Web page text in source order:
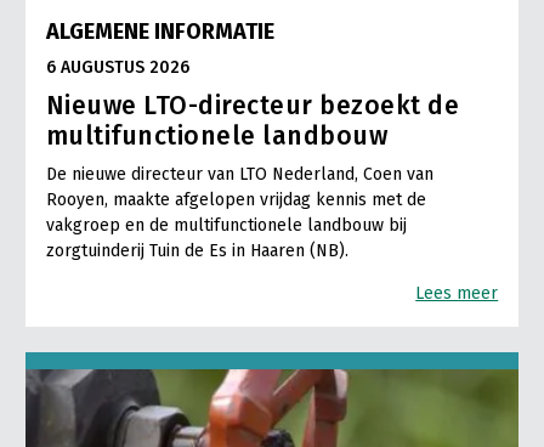
ALGEMENE INFORMATIE
6 AUGUSTUS 2026
Nieuwe LTO-directeur bezoekt de
multifunctionele landbouw
De nieuwe directeur van LTO Nederland, Coen van
Rooyen, maakte afgelopen vrijdag kennis met de
vakgroep en de multifunctionele landbouw bij
zorgtuinderij Tuin de Es in Haaren (NB).
Lees meer